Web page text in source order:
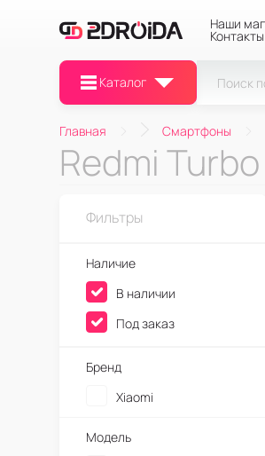
Наши
Контакты
Каталог
Главная Смартфоны
Redmi
Фильтры
Наличие
В наличии
Под заказ
Бренд
Xiaomi
Модель